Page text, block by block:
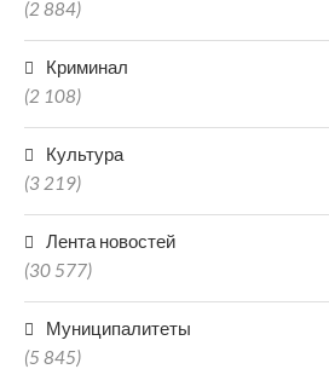
(2 884)
Криминал
(2 108)
Культура
(3 219)
Лента новостей
(30 577)
Муниципалитеты
(5 845)